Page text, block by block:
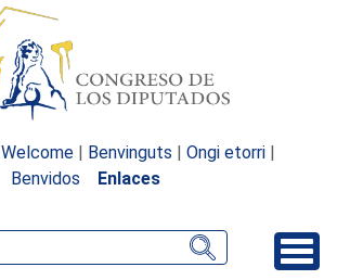
Welcome | Benvinguts | Ongi etorri |
Benvidos
Enlaces